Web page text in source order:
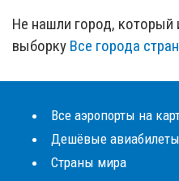
Не нашли город, который
выборку Все города
Все аэропорты на
Дешёвые авиабилеты
Страны мира